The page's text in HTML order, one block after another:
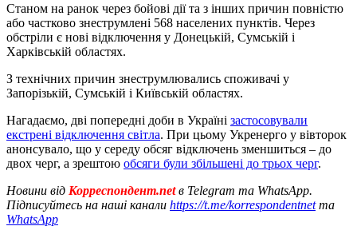
Станом на ранок через бойові дії та з інших причин повністю
або частково знеструмлені 568 населених пунктів. Через
обстріли є нові відключення у Донецькій, Сумській і
Харківській областях.
З технічних причин знеструмлювались споживачі у
Запорізькій, Сумській і Київській областях.
Нагадаємо, дві попередні доби в Україні застосовували
екстрені відключення світла. При цьому Укренерго у вівторок
анонсувало, що у середу обсяг відключень зменшиться – до
двох черг, а зрештою обсяги були збільшені до трьох черг.
Новини від Корреспондент.netв Telegram та WhatsApp.
Підписуйтесь на наші канали https://t.me/korrespondentnetта
WhatsApp